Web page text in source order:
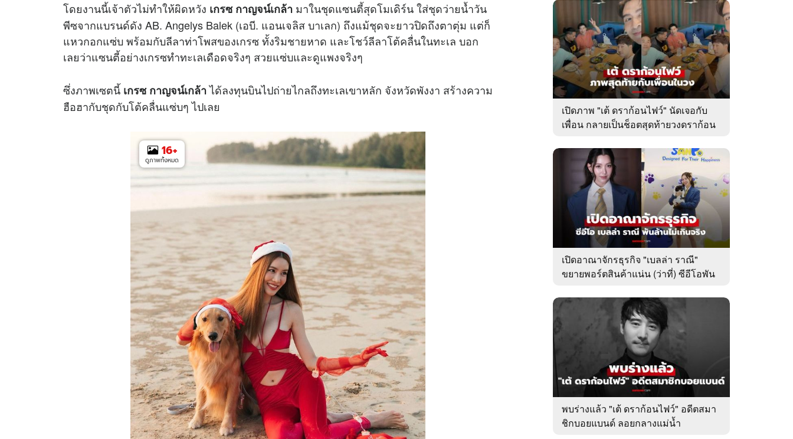
โดยงานนี้เจ้าตัวไม่ทำให้ผิดหวัง เกรซ กาญจน์เกล้า มาในชุดแซนตี้สุดโมเดิร์น ใส่ชุดว่ายน้ำวัน
พีซจากแบรนด์ดัง AB. Angelys Balek (เอบี. แอนเจลิส บาเลก) ถึงแม้ชุดจะยาวปิดถึงตาตุ่ม แต่ก็
แหวกอกแซ่บ พร้อมกับลีลาท่าโพสของเกรซ ทั้งริมชายหาด และโชว์ลีลาโต้คลื่นในทะเล บอก
เลยว่าแซนตี้อย่างเกรซทำทะเลเดือดจริงๆ สวยแซ่บและดูแพงจริงๆ
ซึ่งภาพเซตนี้ เกรซ กาญจน์เกล้าได้ลงทุนบินไปถ่ายไกลถึงทะเลเขาหลัก จังหวัดพังงา สร้างความ
ฮือฮากับชุดกับโต้คลื่นแซ่บๆ ไปเลย
16+
ดูภาพทั้งหมด
เปิดภาพ "เต้ ดราก้อนไฟว์" นัดเจอกับ
เพื่อน กลายเป็นช็อตสุดท้ายวงดราก้อน
เปิดอาณาจักรธุรกิจ "เบลล่า ราณี"
ขยายพอร์ตสินค้าแน่น (ว่าที่) ซีอีโอพัน
พบร่างแล้ว "เต้ ดราก้อนไฟว์" อดีตสมา
ชิกบอยแบนด์ ลอยกลางแม่น้ำ